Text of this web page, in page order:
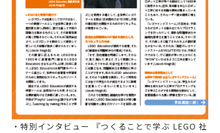
・特別インタビュー 『つくることで学ぶ LEGO 社